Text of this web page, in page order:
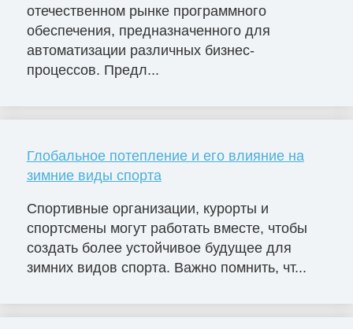
отечественном рынке программного
обеспечения, предназначенного для
автоматизации различных бизнес-
процессов. Предл...
Глобальное потепление и его влияние на
зимние виды спорта
Спортивные организации, курорты и
спортсмены могут работать вместе, чтобы
создать более устойчивое будущее для
зимних видов спорта. Важно помнить, чт...